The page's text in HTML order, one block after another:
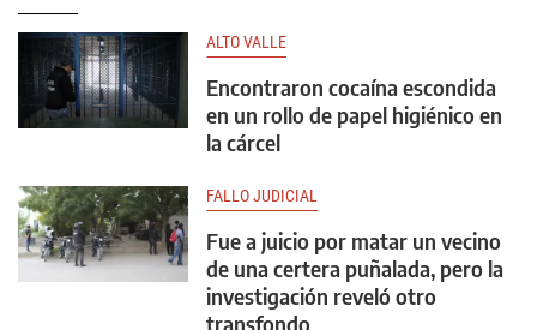
ALTO VALLE
Encontraron cocaína escondida
en un rollo de papel higiénico en
la cárcel
FALLO JUDICIAL
Fue a juicio por matar un vecino
de una certera puñalada, pero la
investigación reveló otro
transfondo